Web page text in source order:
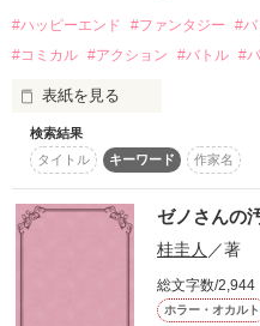
有坂皆人(ﾐﾅﾄ)の珍活躍第二弾
でも彼、今回も…
あいにく本気です
※注　この物語は基本、皆人
自サイトとほぼ同時公開（自
#ハッピーエンド #ファンタジー #バ
#コミカル #アクション #バトル #
表紙を見る
鎖は心を縛る。でも、引き抜
かを守るための新しい呪い
作品
検索結果
タイトル
キーワード 作家名
ゼノさんの
桂圭人 ／著
総文字数/2,944
ホラー・オカルト